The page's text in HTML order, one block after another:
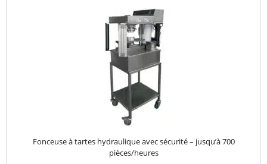
Fonceuse à tartes hydraulique avec sécurité – jusqu’à 700
pièces/heures